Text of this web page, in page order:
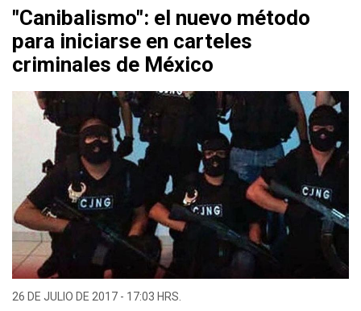
"Canibalismo": el nuevo método
para iniciarse en carteles
criminales de México
26 DE JULIO DE 2017 - 17:03 HRS.